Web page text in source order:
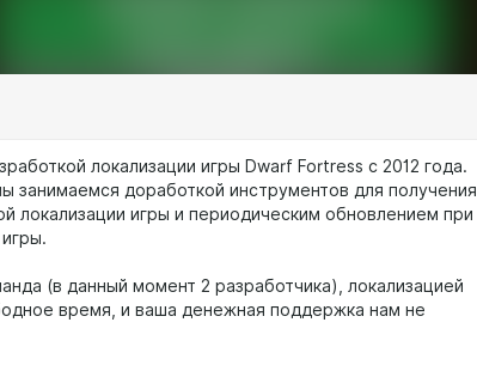
локализации игры Dwarf Fortress c 2012 года.
занимаемся доработкой инструментов для получения
локализации игры и периодическим обновлением при
(в данный момент 2 разработчика), локализацией
время, и ваша денежная поддержка нам не